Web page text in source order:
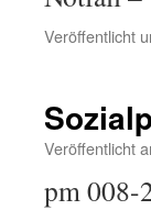
Veröffentlicht
Veröffentlicht
pm